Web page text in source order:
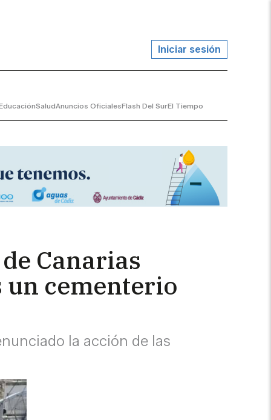
Iniciar sesión
SaludAnuncios OficialesFlash Del SurEl Tiempo
Canarias
un cementerio
la acción de las